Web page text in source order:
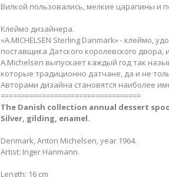
Вилкой пользовались, мелкие царапины и
Клеймо дизайнера.
«A.MICHELSEN Sterling Danmark» - клеймо,
поставщика Датского королевского двора,
A.Michelsen выпускает каждый год так
которые традиционно датчане, да и не
Авторами дизайна становятся наиболее
==================================
The Danish сollection annual dessert
Silver, gilding, enamel.​
Denmark, Anton Michelsen, year 1964.
Artist: Inger Hanmann.
Length: 16 cm